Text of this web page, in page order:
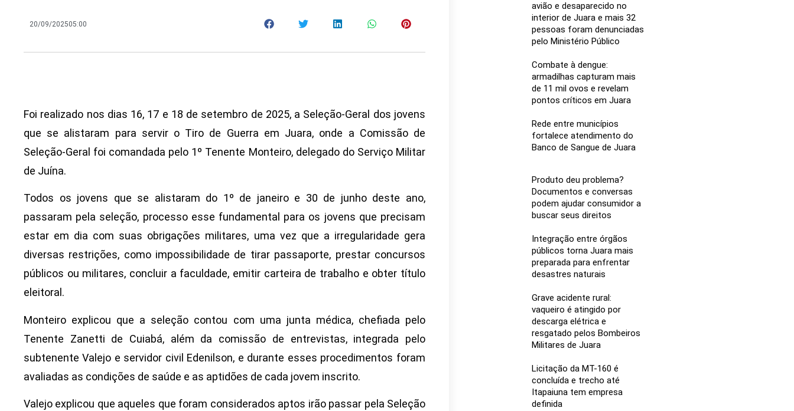
20/09/202505:00
Foi realizado nos dias 16, 17 e 18 de setembro de 2025, a Seleção-Geral dos jovens
que se alistaram para servir o Tiro de Guerra em Juara, onde a Comissão de
Seleção-Geral foi comandada pelo 1º Tenente Monteiro, delegado do Serviço Militar
de Juína.
Todos os jovens que se alistaram do 1º de janeiro e 30 de junho deste ano,
passaram pela seleção, processo esse fundamental para os jovens que precisam
estar em dia com suas obrigações militares, uma vez que a irregularidade gera
diversas restrições, como impossibilidade de tirar passaporte, prestar concursos
públicos ou militares, concluir a faculdade, emitir carteira de trabalho e obter título
eleitoral.
Monteiro explicou que a seleção contou com uma junta médica, chefiada pelo
Tenente Zanetti de Cuiabá, além da comissão de entrevistas, integrada pelo
subtenente Valejo e servidor civil Edenilson, e durante esses procedimentos foram
avaliadas as condições de saúde e as aptidões de cada jovem inscrito.
Valejo explicou que aqueles que foram considerados aptos irão passar pela Seleção
avião e desaparecido no
interior de Juara e mais 32
pessoas foram denunciadas
pelo Ministério Público
Combate à dengue:
armadilhas capturam mais
de 11 mil ovos e revelam
pontos críticos em Juara
Rede entre municípios
fortalece atendimento do
Banco de Sangue de Juara
Produto deu problema?
Documentos e conversas
podem ajudar consumidor a
buscar seus direitos
Integração entre órgãos
públicos torna Juara mais
preparada para enfrentar
desastres naturais
Grave acidente rural:
vaqueiro é atingido por
descarga elétrica e
resgatado pelos Bombeiros
Militares de Juara
Licitação da MT-160 é
concluída e trecho até
Itapaiuna tem empresa
definida